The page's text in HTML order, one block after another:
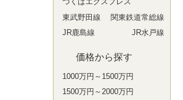
東武野田線
関東鉄道常総線
JR鹿島線
JR水戸線
価格から探す
1000万円～1500万円
1500万円～2000万円